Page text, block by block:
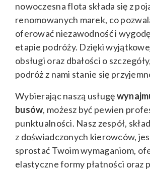
nowoczesna flota składa się z
renomowanych marek, co
oferować niezawodność i
etapie podróży. Dzięki
obsługi oraz dbałości o
podróż z nami stanie się
Wybierając naszą usługę
busów, możesz być pewien
punktualności. Nasz zespół,
z doświadczonych kierowców,
sprostać Twoim wymaganiom,
elastyczne formy płatności oraz